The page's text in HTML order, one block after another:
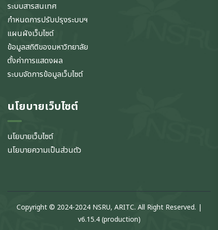
ระบบสารสนเทศ
กำหนดการปรับปรุงระบบฯ
แผนผังเว็บไซต์
ข้อมูลสถิติของมหาวิทยาลัย
ตั้งค่าการแสดงผล
ระบบจัดการข้อมูลเว็บไซต์
นโยบายเว็บไซต์
นโยบายเว็บไซต์
นโยบายความเป็นส่วนตัว
Copyright © 2024-2024 NSRU, ARITC. All Right Reserved. |
v6.15.4 (production)